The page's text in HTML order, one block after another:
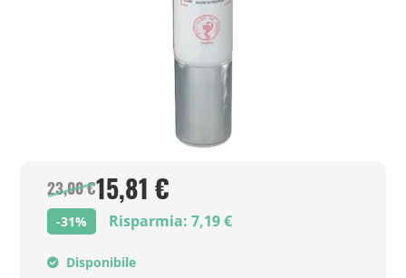
23,00 €15,81 €
-31% Risparmia: 7,19 €
Disponibile